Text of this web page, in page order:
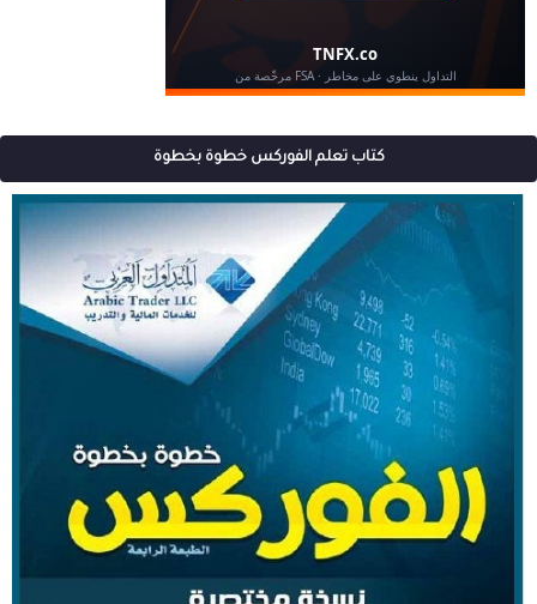
كتاب تعلم الفوركس خطوة بخطوة